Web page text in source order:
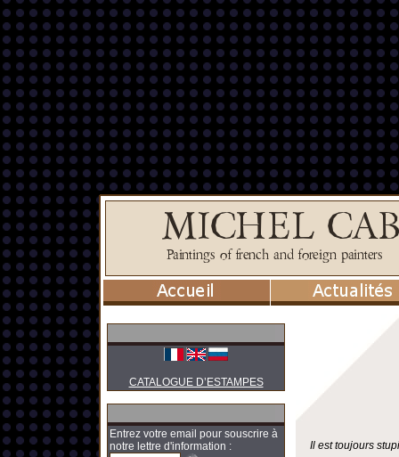
CATALOGUE D’ESTAMPES
Entrez votre email pour souscrire à
notre lettre d'information :
Il est toujours